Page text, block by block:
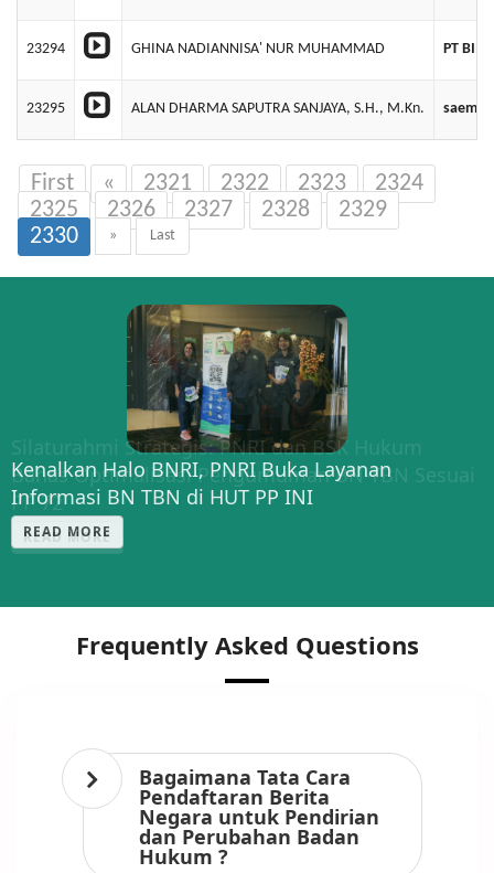
23294 GHINA NADIANNISA' NUR MUHAMMAD PT
23295 ALAN DHARMA SAPUTRA SANJAYA, S.H., M.Kn. saemu
First « 2321 2322 2323
2324
2325
2326 2327 2328
2329
2330
» Last
Silaturahmi Strategis: PNRI dan BSK Hukum
Bahas Optimalisasi Pengumuman BN-TBN Sesuai
PP 72
READ MORE
Kenalkan Halo BNRI, PNRI Buka Layanan
Informasi BN TBN di HUT PP INI
READ MORE
Frequently Asked Questions
Bagaimana Tata Cara
Pendaftaran Berita
Negara untuk Pendirian
dan Perubahan Badan
Hukum ?